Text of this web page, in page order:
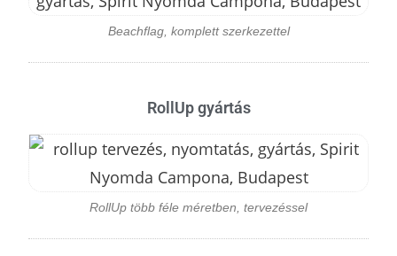
Beachflag, komplett szerkezettel
RollUp gyártás
RollUp több féle méretben, tervezéssel